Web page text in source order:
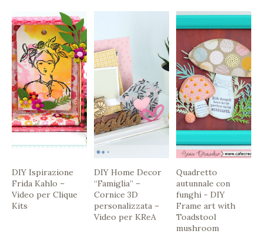
DIY Ispirazione
Frida Kahlo –
Video per Clique
Kits
DIY Home Decor
“Famiglia” –
Cornice 3D
personalizzata –
Video per KReA
Quadretto
autunnale con
funghi - DIY
Frame art with
Toadstool
mushroom